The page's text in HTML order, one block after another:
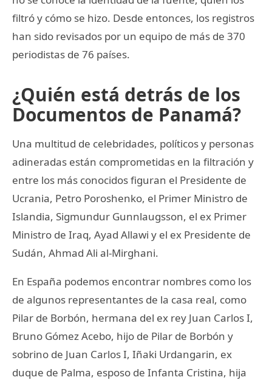
filtró y cómo se hizo. Desde entonces, los registros
han sido revisados por un equipo de más de 370
periodistas de 76 países.
¿Quién está detrás de los
Documentos de Panamá?
Una multitud de celebridades, políticos y personas
adineradas están comprometidas en la filtración y
entre los más conocidos figuran el Presidente de
Ucrania, Petro Poroshenko, el Primer Ministro de
Islandia, Sigmundur Gunnlaugsson, el ex Primer
Ministro de Iraq, Ayad Allawi y el ex Presidente de
Sudán, Ahmad Ali al-Mirghani.
En España podemos encontrar nombres como los
de algunos representantes de la casa real, como
Pilar de Borbón, hermana del ex rey Juan Carlos I,
Bruno Gómez Acebo, hijo de Pilar de Borbón y
sobrino de Juan Carlos I, Iñaki Urdangarin, ex
duque de Palma, esposo de Infanta Cristina, hija